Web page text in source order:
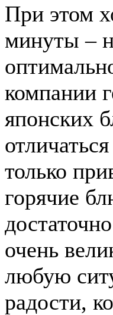
При этом
минуты –
компании
японских
только
горячие
очень
любую
радости,